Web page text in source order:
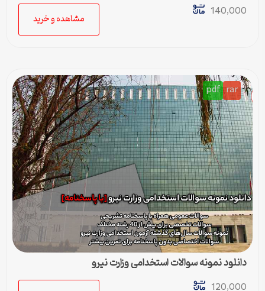
140,000
مشاهده و خرید
rar
pdf
دانلود نمونه سوالات استخدامی وزارت نیرو
120,000